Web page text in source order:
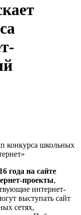
конкурса школьных
года на сайте
проекты,
интернет-
выступать сайт
сетях,